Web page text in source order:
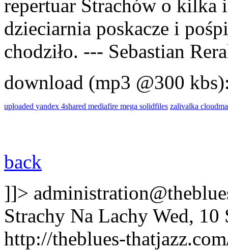
repertuar Strachów o kilka
dzieciarnia poskacze i
chodziło. --- Sebastian
download (mp3 @300
uploaded yandex 4shared mediafire mega solidfiles zalivalka
back
]]>
Strachy Na Lachy Wed, 10
http://theblues-